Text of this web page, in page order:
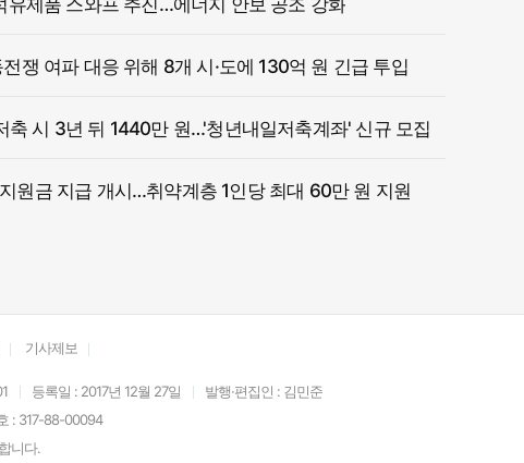
쟁 여파 대응 위해 8개 시·도에 130억 원 긴급 투입
축 시 3년 뒤 1440만 원…'청년내일저축계좌' 신규 모집
원금 지급 개시…취약계층 1인당 최대 60만 원 지원
기사제보
등록일 : 2017년 12월 27일
발행·편집인 : 김민준
: 317-88-00094
니다.